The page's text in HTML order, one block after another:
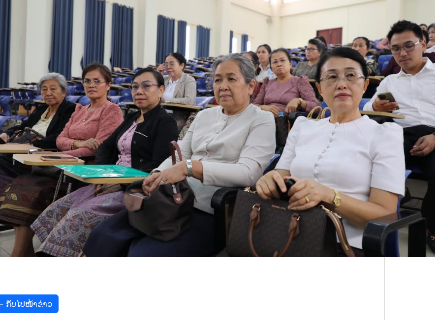
ກັບໄປໜ້າຂ່າວ